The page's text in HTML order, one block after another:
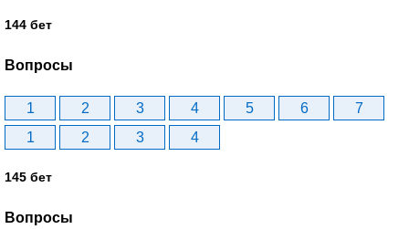
144 бет
Вопросы
1 2 3 4 5 6
7
1
2 3 4
145 бет
Вопросы